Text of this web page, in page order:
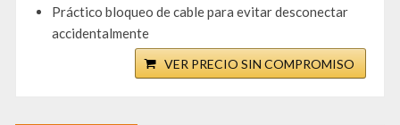
Práctico bloqueo de cable para evitar desconectar
accidentalmente
VER PRECIO SIN COMPROMISO